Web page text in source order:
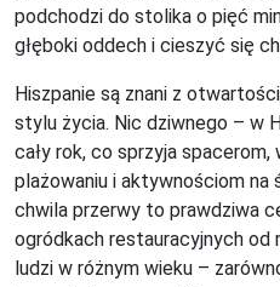
podchodzi do stolika o pięć
głęboki oddech i cieszyć się
Hiszpanie są znani z
stylu życia. Nic dziwnego – w
cały rok, co sprzyja spacerom,
plażowaniu i aktywnościom na
chwila przerwy to prawdziwa
ogródkach restauracyjnych od
ludzi w różnym wieku –